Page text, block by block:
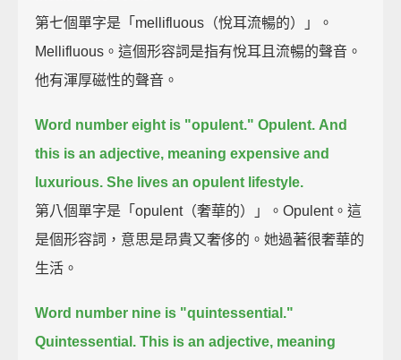
第七個單字是「mellifluous（悅耳流暢的）」。
Mellifluous。這個形容詞是指有悅耳且流暢的聲音。
他有渾厚磁性的聲音。
Word number eight is "opulent." Opulent. And
this is an adjective, meaning expensive and
luxurious. She lives an opulent lifestyle.
第八個單字是「opulent（奢華的）」。Opulent。這
是個形容詞，意思是昂貴又奢侈的。她過著很奢華的
生活。
Word number nine is "quintessential."
Quintessential. This is an adjective, meaning